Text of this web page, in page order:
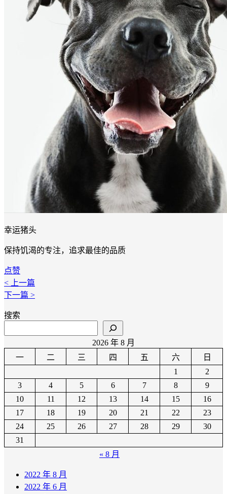
幸运猪头
保持饥渴的专注，追求最佳的品质
点赞
< 上一篇
下一篇 >
搜索
2026 年 8 月
一
二 三 四 五 六
日
1
2
3
4 5 6 7 8
9
10
11 12 13 14 15
16
17
18 19 20 21 22
23
24
25 26 27 28 29
30
31
« 8 月
2022 年 8 月
2022 年 6 月